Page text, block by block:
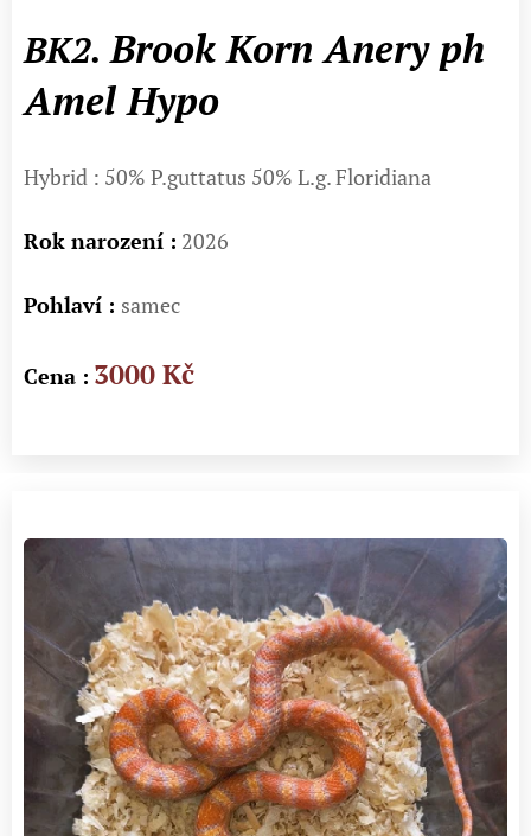
BK2.Brook Korn Anery ph
Amel Hypo
Hybrid : 50% P.guttatus 50% L.g. Floridiana
Rok narození : 2026
Pohlaví : samec
Cena : 3000 Kč